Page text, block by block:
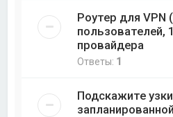
Роутер для VPN
пользователей,
провайдера
Ответы: 1
Подскажите